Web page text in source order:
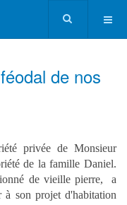
de nos
privée de Monsieur
de la famille Daniel.
de vieille pierre, a
à son projet d'habitation